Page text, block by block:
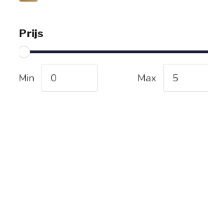
Prijs
Min Max